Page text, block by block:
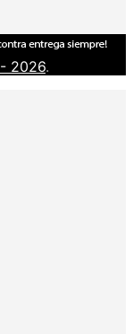
2026.